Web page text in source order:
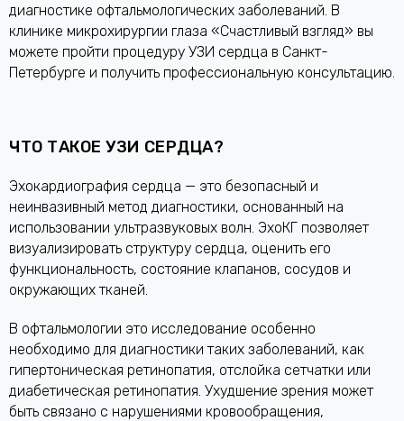
диагностике офтальмологических заболеваний. В
клинике микрохирургии глаза «Счастливый взгляд» вы
можете пройти процедуру УЗИ сердца в Санкт-
Петербурге и получить профессиональную консультацию.
ЧТО ТАКОЕ УЗИ СЕРДЦА?
Эхокардиография сердца — это безопасный и
неинвазивный метод диагностики, основанный на
использовании ультразвуковых волн. ЭхоКГ позволяет
визуализировать структуру сердца, оценить его
функциональность, состояние клапанов, сосудов и
окружающих тканей.
В офтальмологии это исследование особенно
необходимо для диагностики таких заболеваний, как
гипертоническая ретинопатия, отслойка сетчатки или
диабетическая ретинопатия. Ухудшение зрения может
быть связано с нарушениями кровообращения,